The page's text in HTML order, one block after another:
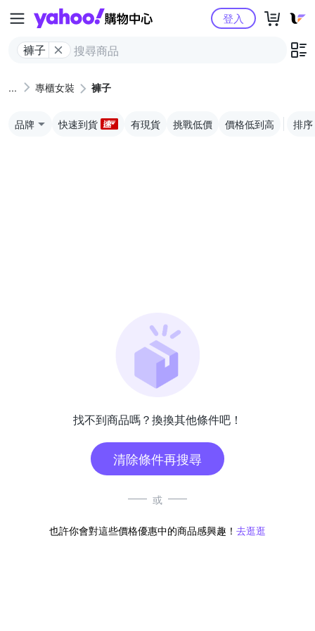
Yahoo購物中心
褲子
登入
專櫃女裝 褲子
品牌 快速到貨 有現貨 挑戰低價 價格低到高 排序
找不到商品嗎？換換其他條件吧！
清除條件再搜尋
或
也許你會對這些價格優惠中的商品感興趣！ 去逛逛